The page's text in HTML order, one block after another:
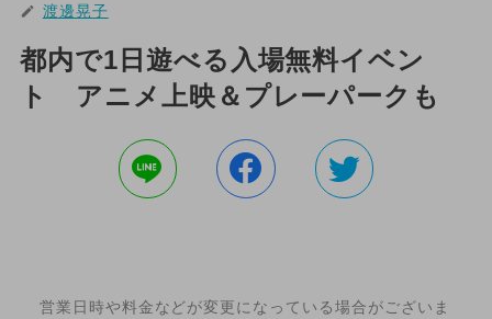
渡邊晃子
都内で1日遊べる入場無料イベン
ト アニメ上映＆プレーパークも
営業日時や料金などが変更になっている場合がございま